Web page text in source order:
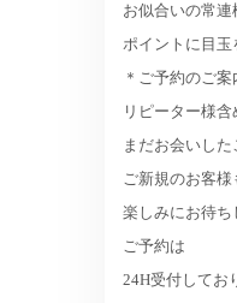
お似合いの常連
ポイントに目
＊ご予約のご案
リピーター様含
まだお会いし
ご新規のお客様
楽しみにお待ち
ご予約は
24H受付してお